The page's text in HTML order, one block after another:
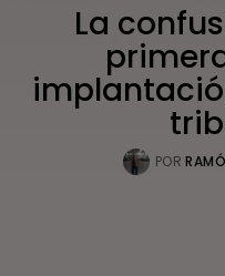
La
POR